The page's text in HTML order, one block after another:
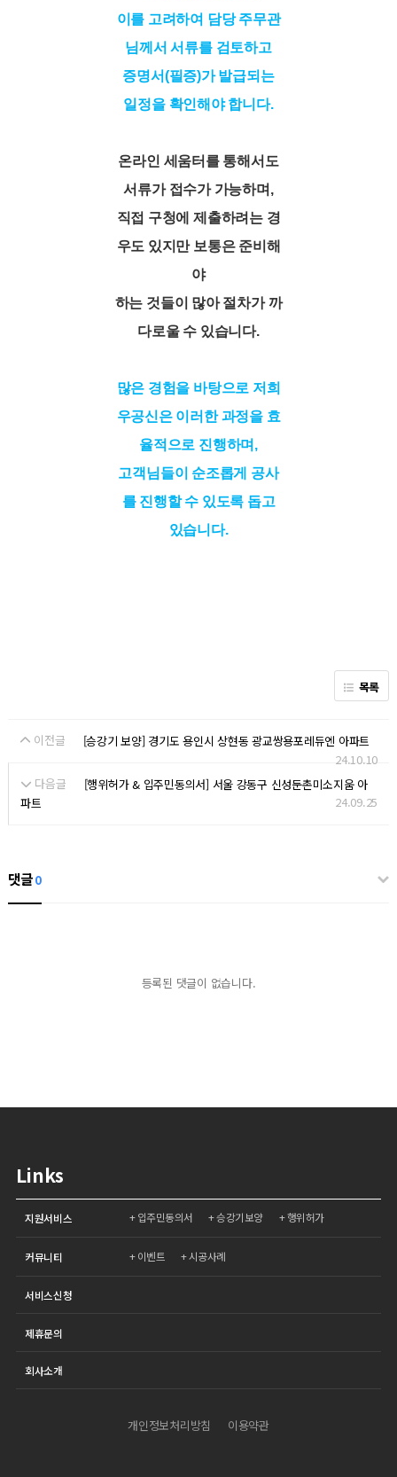
이를 고려하여 담당 주무관
님께서 서류를 검토하고
증명서(필증)가 발급되는
일정을 확인해야 합니다.
온라인 세움터를 통해서도
서류가 접수가 가능하며,
직접 구청에 제출하려는 경
우도 있지만 보통은 준비해
야
하는 것들이 많아 절차가 까
다로울 수 있습니다.
많은 경험을 바탕으로 저희
우공신은 이러한 과정을 효
율적으로 진행하며,
고객님들이 순조롭게 공사
를 진행할 수 있도록 돕고
있습니다.
목록
이전글
[승강기 보양] 경기도 용인시 상현동 광교쌍용포레듀엔 아파트
24.10.10
다음글
[행위허가 & 입주민동의서] 서울 강동구 신성둔촌미소지움 아
파트
24.09.25
댓글0
등록된 댓글이 없습니다.
Links
지원서비스 입주민동의서 승강기보양 행위허가
커뮤니티 이벤트 시공사례
서비스신청
제휴문의
회사소개
개인정보처리방침 이용약관